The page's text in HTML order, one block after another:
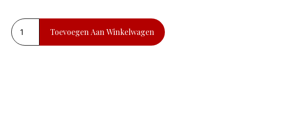
Toevoegen Aan Winkelwagen